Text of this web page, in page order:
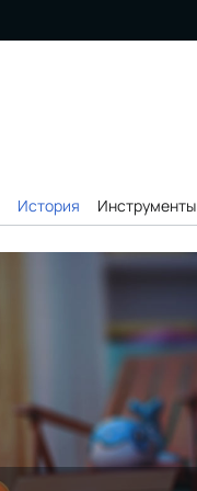
История Инструменты